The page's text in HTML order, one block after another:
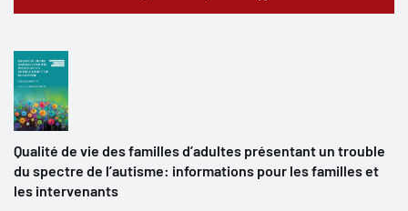
Qualité de vie des familles d’adultes présentant un trouble
du spectre de l’autisme: informations pour les familles et
les intervenants